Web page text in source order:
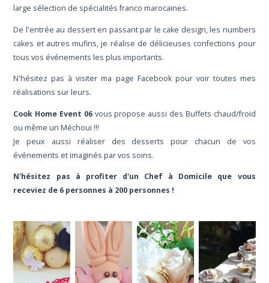
large sélection de spécialités franco marocaines.
De l'entrée au dessert en passant par le cake design, les numbers
cakes et autres mufins, je réalise de délicieuses confections pour
tous vos événements les plus importants.
N'hésitez pas à visiter ma page Facebook pour voir toutes mes
réalisations sur leurs.
Cook Home Event 06vous propose aussi des Buffets chaud/froid
ou même un Méchoui !!!
Je peux aussi réaliser des desserts pour chacun de vos
événements et imaginés par vos soins.
N'hésitez pas à profiter d'un Chef à Domicile que vous
receviez de 6 personnes à 200 personnes !